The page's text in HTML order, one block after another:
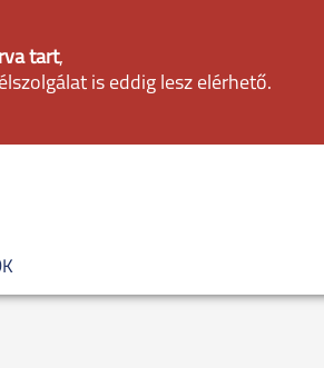
tart,
is eddig lesz elérhető.